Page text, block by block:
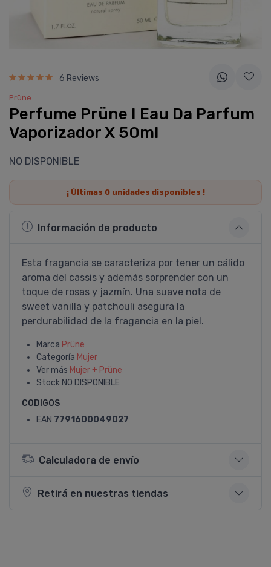
6 Reviews
Prüne
Perfume Prüne I Eau Da Parfum
Vaporizador X 50ml
NO DISPONIBLE
¡ Últimas 0unidades disponibles !
Información de producto
Esta fragancia se caracteriza por tener un cálido
aroma del cassis y además sorprender con un
toque de rosas y jazmí­n. Una suave nota de
sweet vanilla y patchouli asegura la
perdurabilidad de la fragancia en la piel.
Marca Prüne
Categoría Mujer
Ver más Mujer + Prüne
Stock NO DISPONIBLE
CODIGOS
EAN 7791600049027
Calculadora de envío
Retirá en nuestras tiendas